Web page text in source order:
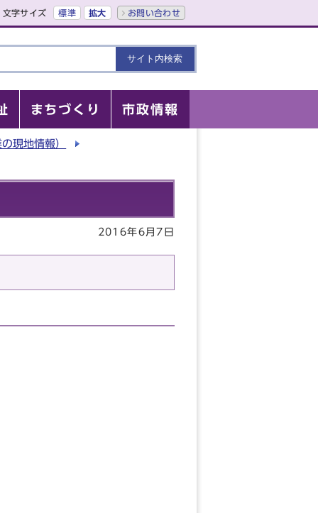
文字サイズ 標準 拡大 お問い合わせ
まちづくり 市政情報
現地情報）
2016年6月7日